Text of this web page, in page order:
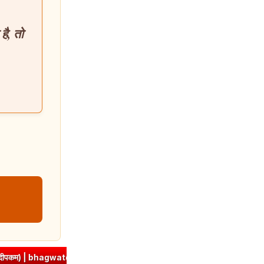
तो
➤ज्ञा धातु रूप (उभयपदी) - १० लकार, अर्थ एवं व्याकरण | Jna